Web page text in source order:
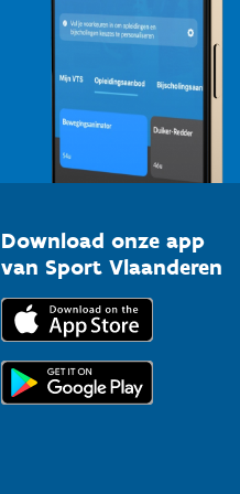
Download onze app
van Sport Vlaanderen